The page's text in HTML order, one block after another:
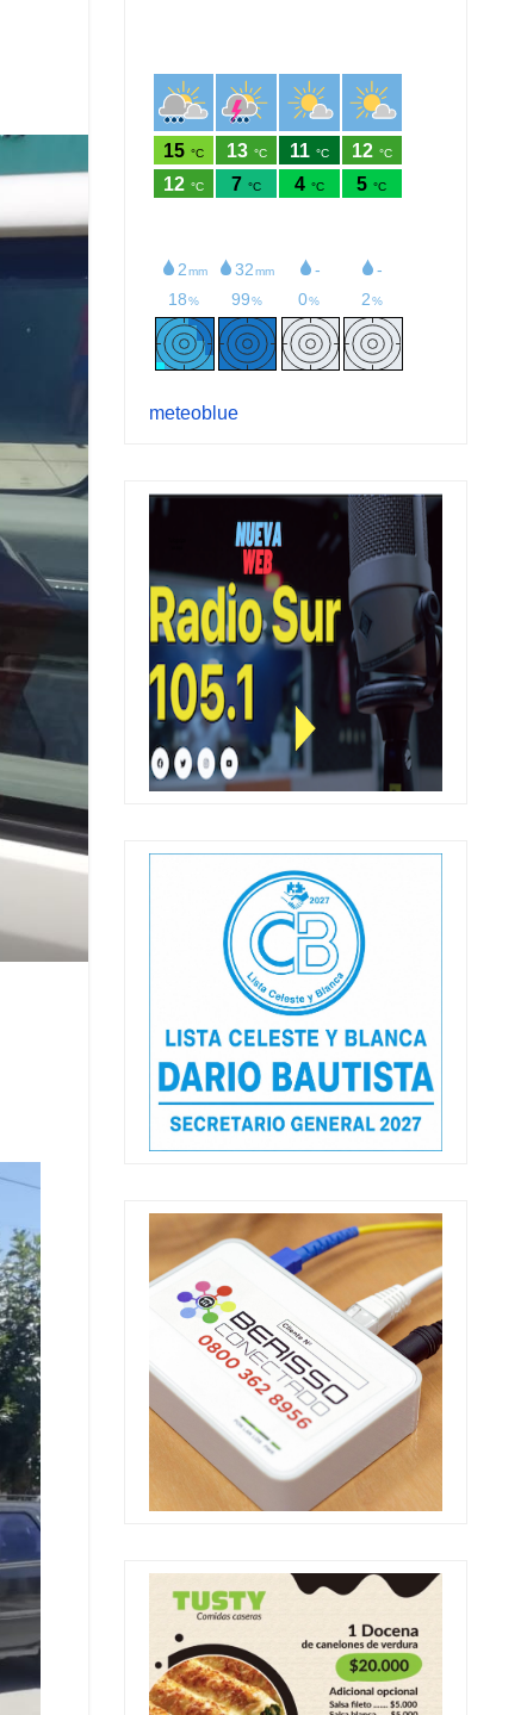
meteoblue